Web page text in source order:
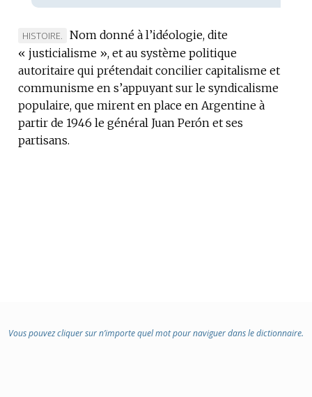
MARQUE
DE
DOMAINE
:
HISTOIRE.
Nom donné à l’idéologie, dite
« justicialisme », et au système politique
autoritaire qui prétendait concilier capitalisme et
communisme en s’appuyant sur le syndicalisme
populaire, que mirent en place en Argentine à
partir de 1946 le général Juan Perón et ses
partisans.
Vous pouvez cliquer sur n’importe quel mot pour naviguer dans le dictionnaire.